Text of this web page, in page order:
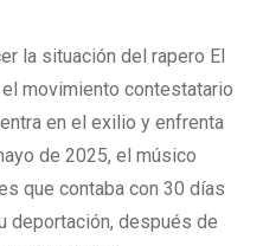
la situación del rapero El
el movimiento contestatario
en el exilio y enfrenta
de 2025, el músico
que contaba con 30 días
deportación, después de